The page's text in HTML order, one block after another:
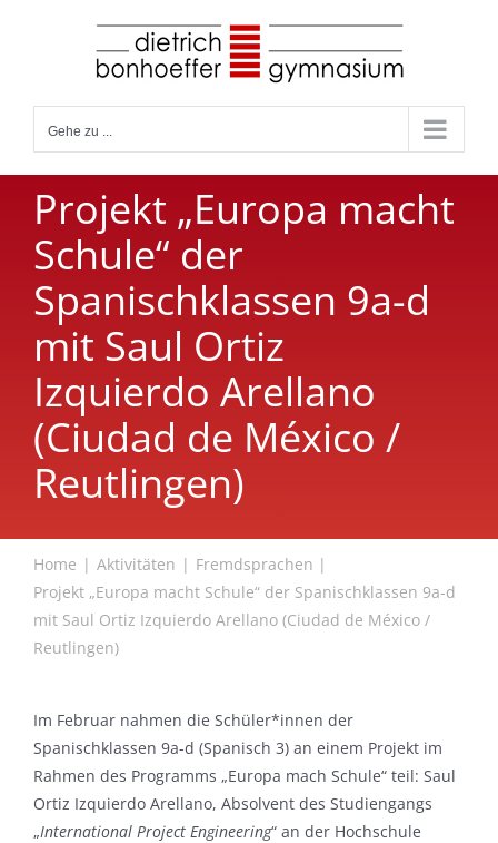
Gehe zu ...
Projekt „Europa macht
Schule“ der
Spanischklassen 9a-d
mit Saul Ortiz
Izquierdo Arellano
(Ciudad de México /
Reutlingen)
Home Aktivitäten
Fremdsprachen
Projekt „Europa macht Schule“ der Spanischklassen 9a-d
mit Saul Ortiz Izquierdo Arellano (Ciudad de México /
Reutlingen)
Im Februar nahmen die Schüler*innen der
Spanischklassen 9a-d (Spanisch 3) an einem Projekt im
Rahmen des Programms „Europa mach Schule“ teil: Saul
Ortiz Izquierdo Arellano, Absolvent des Studiengangs
„International Project Engineering“ an der Hochschule